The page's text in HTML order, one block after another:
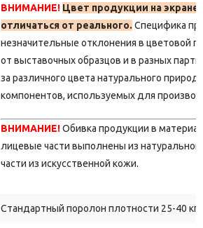
ВНИМАНИЕ! Цвет продукции на
отличаться от реального. Специфика
незначительные отклонения в цветовой
от выставочных образцов и в разных
за различного цвета натурального
компонентов, используемых для
ВНИМАНИЕ!Обивка продукции в
лицевые части выполнены из
части из искусственной кожи.
Стандартный поролон плотности 25-40